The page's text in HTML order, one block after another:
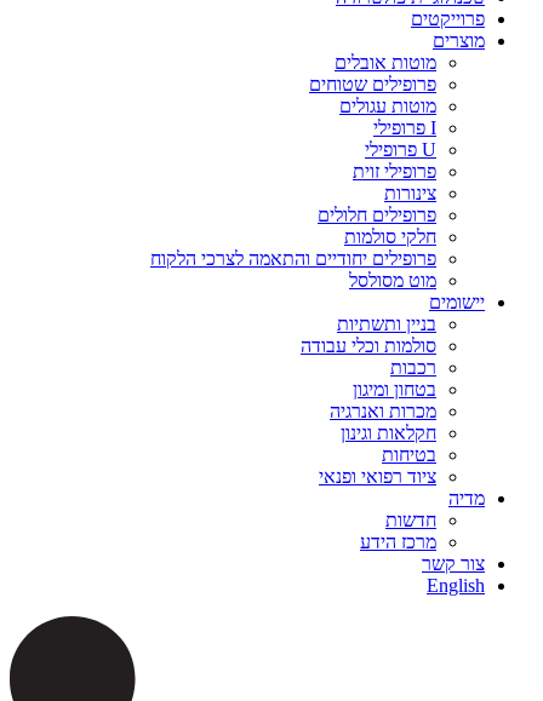
פרוייקטים
מוצרים
מוטות אובלים
פרופילים שטוחים
מוטות עגולים
I פרופילי
U פרופילי
פרופילי זוית
צינורות
פרופילים חלולים
חלקי סולמות
פרופילים יחודיים והתאמה לצרכי הלקוח
מוט מסולסל
יישומים
בניין ותשתיות
סולמות וכלי עבודה
רכבות
בטחון ומיגון
מכרות ואנרגיה
חקלאות וגינון
בטיחות
ציוד רפואי ופנאי
מדיה
חדשות
מרכז הידע
צור קשר
English